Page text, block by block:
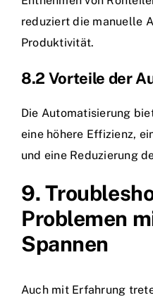
reduziert die manuelle
Produktivität.
8.2 Vorteile der
Die Automatisierung
eine höhere Effizienz,
und eine Reduzierung
9.
Problemen
Spannen
Auch mit Erfahrung